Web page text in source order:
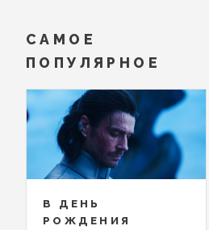
САМОЕ
ПОПУЛЯРНОЕ
В ДЕНЬ
РОЖДЕНИЯ